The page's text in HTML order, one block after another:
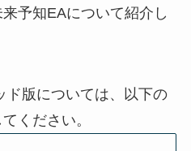
予知EAについて紹介し
ド版については、以下の
ください。